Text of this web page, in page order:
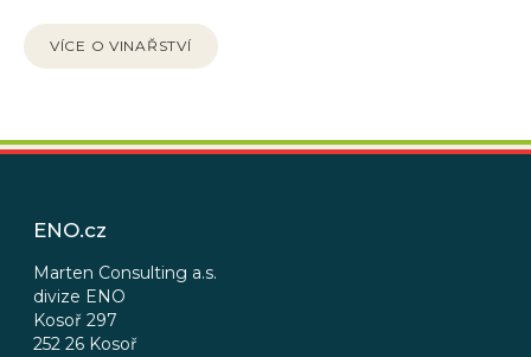
VÍCE O VINAŘSTVÍ
Z
ENO.cz
Marten Consulting a.s.
divize ENO
Kosoř 297
252 26 Kosoř